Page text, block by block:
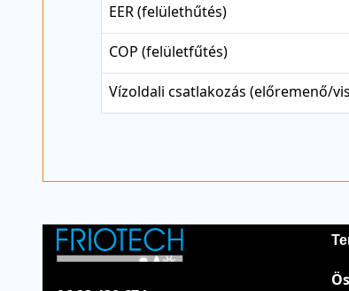
EER (felülethűtés)
COP (felületfűtés)
Vízoldali csatlakozás (előremenő/